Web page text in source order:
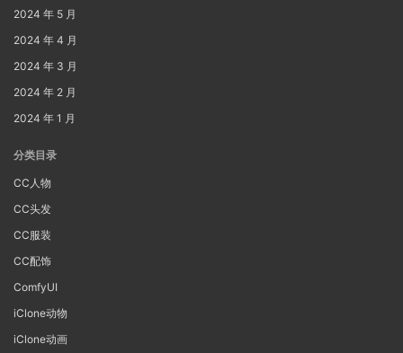
2024 年 5 月
2024 年 4 月
2024 年 3 月
2024 年 2 月
2024 年 1 月
分类目录
CC人物
CC头发
CC服装
CC配饰
ComfyUI
iClone动物
iClone动画